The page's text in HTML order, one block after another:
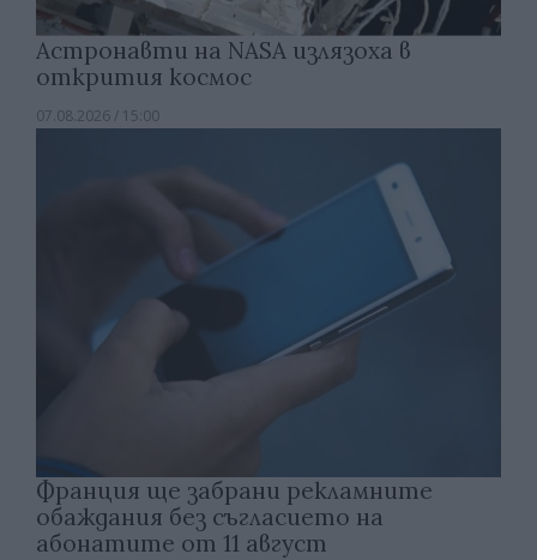
Астронавти на NASA излязоха в
открития космос
07.08.2026 / 15:00
Франция ще забрани рекламните
обаждания без съгласието на
абонатите от 11 август